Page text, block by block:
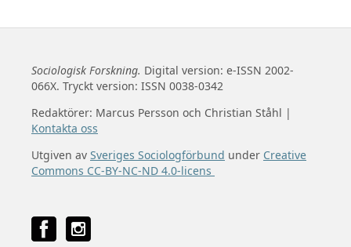
Sociologisk Forskning. Digital version: e-ISSN 2002-
066X. Tryckt version: ISSN 0038-0342
Redaktörer: Marcus Persson och Christian Ståhl |
Kontakta oss
Utgiven av Sveriges Sociologförbund under Creative
Commons CC-BY-NC-ND 4.0-licens